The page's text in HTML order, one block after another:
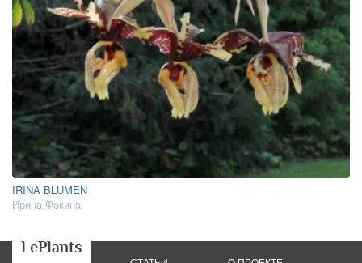
IRINA BLUMEN
Ирина Фокина